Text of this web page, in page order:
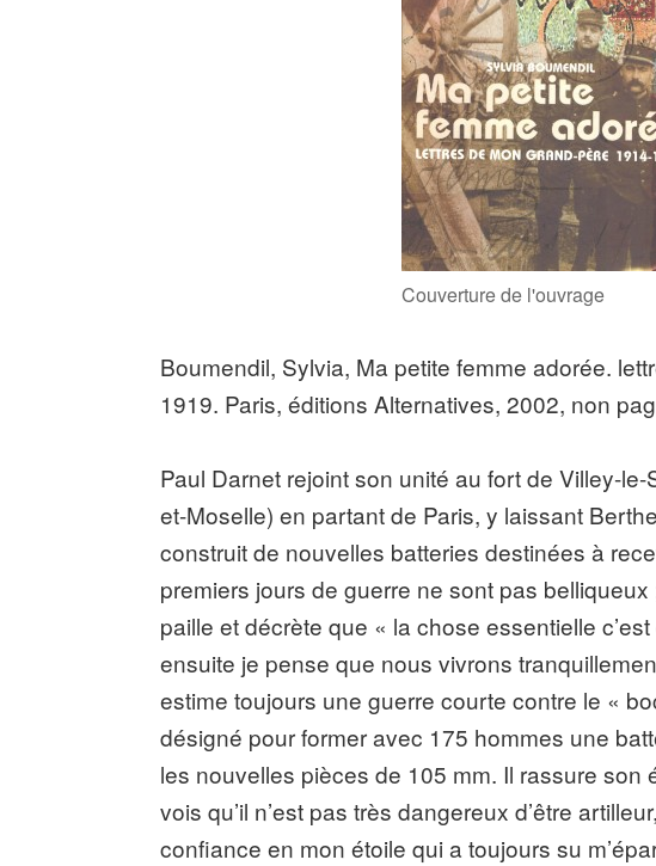
Couverture de l'ouvrage
Boumendil, Sylvia, Ma petite femme adorée.
1919. Paris, éditions Alternatives, 2002, non
Paul Darnet rejoint son unité au fort de Villey-
et-Moselle) en partant de Paris, y laissant
construit de nouvelles batteries destinées à
premiers jours de guerre ne sont pas
paille et décrète que « la chose essentielle
ensuite je pense que nous vivrons
estime toujours une guerre courte contre le «
désigné pour former avec 175 hommes une
les nouvelles pièces de 105 mm. Il rassure son
vois qu’il n’est pas très dangereux d’être
confiance en mon étoile qui a toujours su